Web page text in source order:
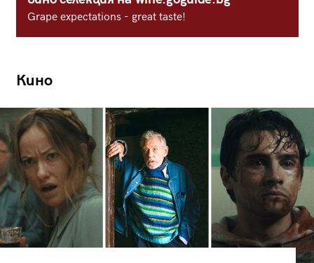
Grape expectations - great taste!
Кино